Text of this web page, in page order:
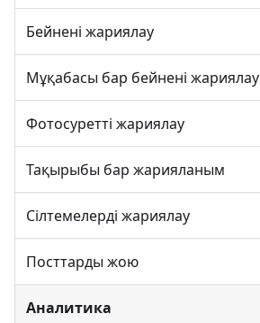
Бейнені жариялау
Мұқабасы бар бейнені жариялау
Фотосуретті жариялау
Тақырыбы бар жарияланым
Сілтемелерді жариялау
Посттарды жою
Аналитика